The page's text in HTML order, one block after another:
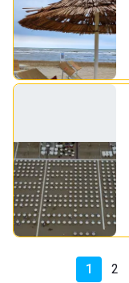
1 2